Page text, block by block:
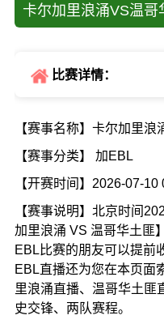
卡尔加里浪涌VS温哥
比赛详情：
【赛事名称】卡尔加里浪
【赛事分类】 加EBL
【开赛时间】2026-07-10
【赛事说明】北京时间
加里浪涌 VS 温哥华土匪
EBL比赛的朋友可以提前
EBL直播还为您在本页面
里浪涌直播、温哥华土匪
史交锋、两队赛程。